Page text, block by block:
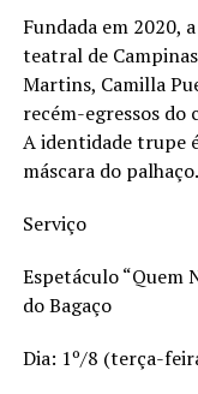
Fundada em 2020,
teatral de
Martins, Camilla
recém-egressos do
A identidade trupe
máscara do palhaço.
Serviço
Espetáculo “Quem
do Bagaço
Dia: 1º/8 (terça-